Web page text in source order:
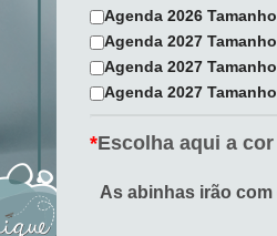
Agenda 2026
Agenda 2027
Agenda 2027
Agenda 2027
*Escolha aqui a
As abinhas irão